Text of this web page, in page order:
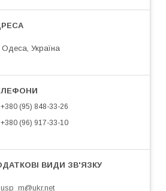
Одеса, Україна
+380 (95) 848-33-26
+380 (96) 917-33-10
usp_m@ukr.net